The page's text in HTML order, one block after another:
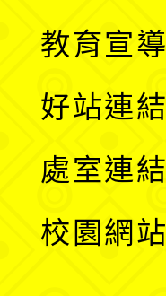
教育宣導
好站連結
處室連結
校園網站